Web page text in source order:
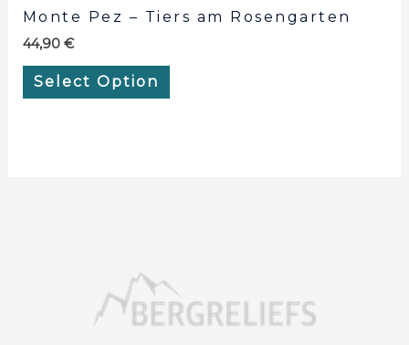
Monte Pez – Tiers am Rosengarten
44,90 €
Select Option